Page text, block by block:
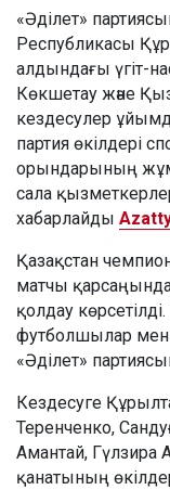
«Әділет»
Республикасы
алдындағы үгіт-
Көкшетау және
кездесулер
партия өкілдері
орындарының
сала
хабарлайды
Қазақстан
матчы
қолдау
футболшылар
«Әділет»
Кездесуге
Теренченко,
Амантай, Гүлзира
қанатының